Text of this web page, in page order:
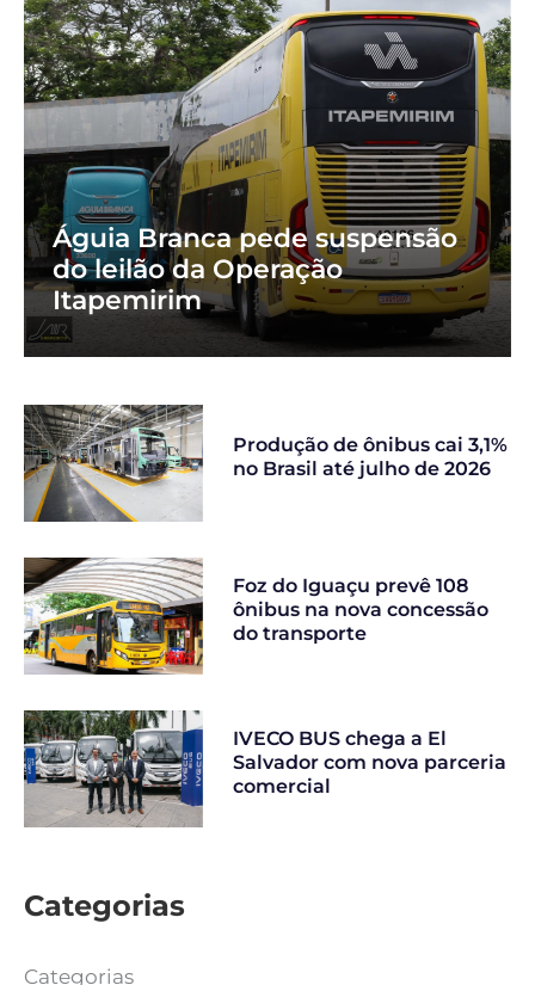
Águia Branca pede suspensão
do leilão da Operação
Itapemirim
Produção de ônibus cai 3,1%
no Brasil até julho de 2026
Foz do Iguaçu prevê 108
ônibus na nova concessão
do transporte
IVECO BUS chega a El
Salvador com nova parceria
comercial
Categorias
Categorias